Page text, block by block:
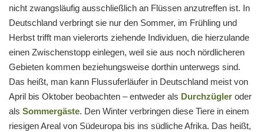
nicht zwangsläufig ausschließlich an Flüssen anzutreffen ist. In
Deutschland verbringt sie nur den Sommer, im Frühling und
Herbst trifft man vielerorts ziehende Individuen, die hierzulande
einen Zwischenstopp einlegen, weil sie aus noch nördlicheren
Gebieten kommen beziehungsweise dorthin unterwegs sind.
Das heißt, man kann Flussuferläufer in Deutschland meist von
April bis Oktober beobachten – entweder als Durchzügler oder
als Sommergäste. Den Winter verbringen diese Tiere in einem
riesigen Areal von Südeuropa bis ins südliche Afrika. Das heißt,